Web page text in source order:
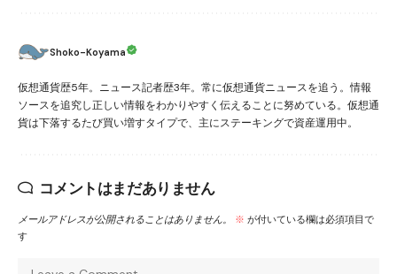
Shoko-Koyama
仮想通貨歴5年。ニュース記者歴3年。常に仮想通貨ニュースを追う。情報
ソースを追究し正しい情報をわかりやすく伝えることに努めている。仮想通
貨は下落するたび買い増すタイプで、主にステーキングで資産運用中。
コメントはまだありません
メールアドレスが公開されることはありません。 ※ が付いている欄は必須項目で
す